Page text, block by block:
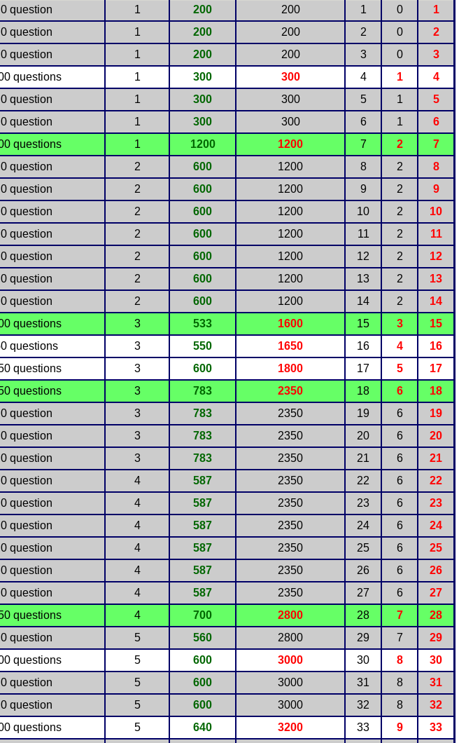
0 question 1 200 200 1 0
1
0 question 1 200 200 2 0
2
0 question 1 200 200 3 0
3
questions 1 300 300 4 1
4
0 question 1 300 300 5 1
5
0 question 1 300 300 6 1
6
questions 1 1200 1200 7 2
7
0 question 2 600 1200 8 2
8
0 question 2 600 1200 9 2
9
0 question 2 600 1200 10 2
10
0 question 2 600 1200 11 2
11
0 question 2 600 1200 12 2
12
0 question 2 600 1200 13 2
13
0 question 2 600 1200 14 2
14
questions 3 533 1600 15 3
15
questions 3 550 1650 16 4
16
questions 3 600 1800 17 5
17
questions 3 783 2350 18 6
18
0 question 3 783 2350 19 6
19
0 question 3 783 2350 20 6
20
0 question 3 783 2350 21 6
21
0 question 4 587 2350 22 6
22
0 question 4 587 2350 23 6
23
0 question 4 587 2350 24 6
24
0 question 4 587 2350 25 6
25
0 question 4 587 2350 26 6
26
0 question 4 587 2350 27 6
27
questions 4 700 2800 28 7
28
0 question 5 560 2800 29 7
29
questions 5 600 3000 30 8
30
0 question 5 600 3000 31 8
31
0 question 5 600 3000 32 8
32
questions 5 640 3200 33 9
33